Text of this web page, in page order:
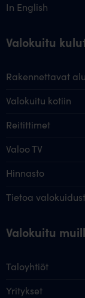
In English
Valokuitu
Rakennettavat
Valokuitu kotiin
Reitittimet
Valoo TV
Hinnasto
Tietoa
Valokuitu
Taloyhtiöt
Yritykset